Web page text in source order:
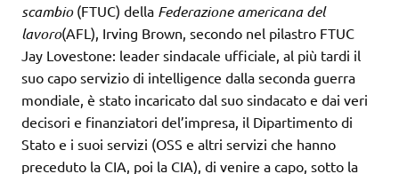
scambio(FTUC) della Federazione americana del
lavoro(AFL), Irving Brown, secondo nel pilastro FTUC
Jay Lovestone: leader sindacale ufficiale, al più tardi il
suo capo servizio di intelligence dalla seconda guerra
mondiale, è stato incaricato dal suo sindacato e dai veri
decisori e finanziatori del’impresa, il Dipartimento di
Stato e i suoi servizi (OSS e altri servizi che hanno
preceduto la CIA, poi la CIA), di venire a capo, sotto la